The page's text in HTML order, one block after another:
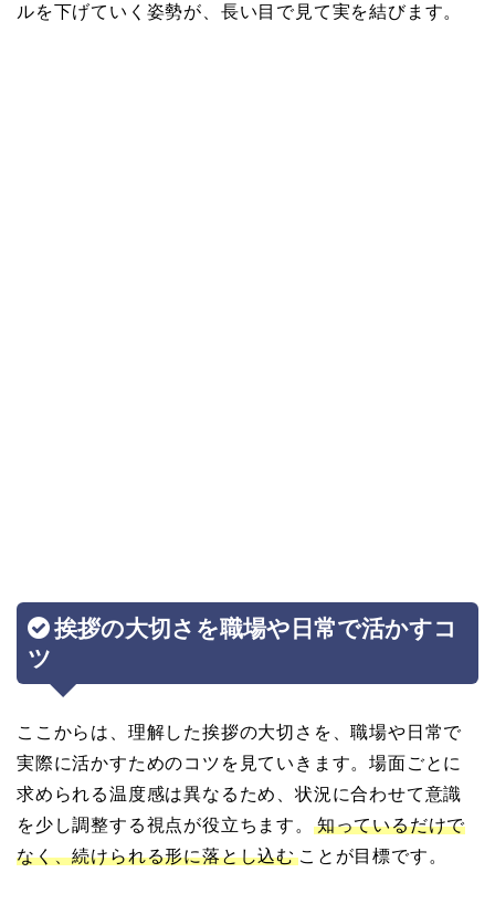
ルを下げていく姿勢が、長い目で見て実を結びます。
挨拶の大切さを職場や日常で活かすコ
ツ
ここからは、理解した挨拶の大切さを、職場や日常で
実際に活かすためのコツを見ていきます。場面ごとに
求められる温度感は異なるため、状況に合わせて意識
を少し調整する視点が役立ちます。
知っているだけで
なく、続けられる形に落とし込む ことが目標です。